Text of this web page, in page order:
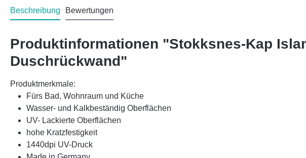
Beschreibung Bewertungen
Produktinformationen "Stokksnes-Kap
Duschrückwand"
Produktmerkmale:
Fürs Bad, Wohnraum und Küche
Wasser- und Kalkbeständig Oberflächen
UV- Lackierte Oberflächen
hohe Kratzfestigkeit
1440dpi UV-Druck